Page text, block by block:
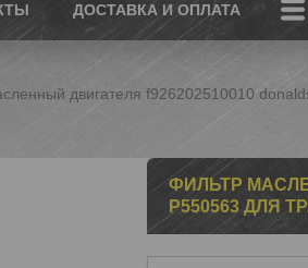
ДОСТАВКА И ОПЛАТА
двигателя f926202510010
ФИЛЬТР
P550563 ДЛЯ